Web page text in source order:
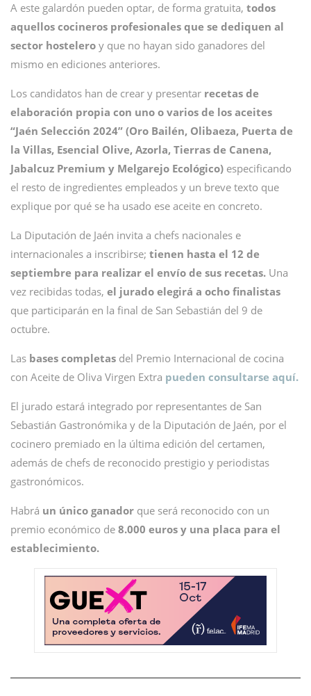
A este galardón pueden optar, de forma gratuita, todos
aquellos cocineros profesionales que se dediquen al
sector hostelero y que no hayan sido ganadores del
mismo en ediciones anteriores.
Los candidatos han de crear y presentar recetas de
elaboración propia con uno o varios de los aceites
“Jaén Selección 2024” (Oro Bailén, Olibaeza, Puerta de
la Villas, Esencial Olive, Azorla, Tierras de Canena,
Jabalcuz Premium y Melgarejo Ecológico) especificando
el resto de ingredientes empleados y un breve texto que
explique por qué se ha usado ese aceite en concreto.
La Diputación de Jaén invita a chefs nacionales e
internacionales a inscribirse; tienen hasta el 12 de
septiembre para realizar el envío de sus recetas. Una
vez recibidas todas, el jurado elegirá a ocho finalistas
que participarán en la final de San Sebastián del 9 de
octubre.
Las bases completas del Premio Internacional de cocina
con Aceite de Oliva Virgen Extra pueden consultarse aquí.
El jurado estará integrado por representantes de San
Sebastián Gastronómika y de la Diputación de Jaén, por el
cocinero premiado en la última edición del certamen,
además de chefs de reconocido prestigio y periodistas
gastronómicos.
Habrá un único ganador que será reconocido con un
premio económico de 8.000 euros y una placa para el
establecimiento.